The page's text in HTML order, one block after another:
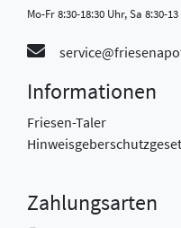
Mo-Fr 8:30-18:30 Uhr, Sa 8:30-13
Informationen
Friesen-Taler
Zahlungsarten